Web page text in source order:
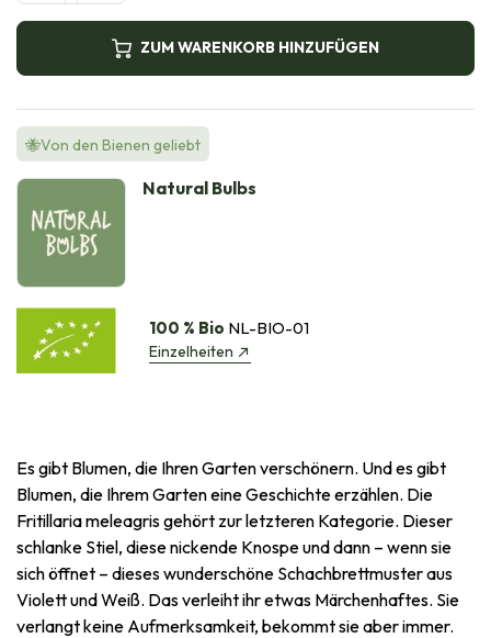
ZUM WARENKORB HINZUFÜGEN
🐝Von den Bienen geliebt
Natural Bulbs
100 % Bio NL-BIO-01
Einzelheiten
Es gibt Blumen, die Ihren Garten verschönern. Und es gibt
Blumen, die Ihrem Garten eine Geschichte erzählen. Die
Fritillaria meleagris gehört zur letzteren Kategorie. Dieser
schlanke Stiel, diese nickende Knospe und dann – wenn sie
sich öffnet – dieses wunderschöne Schachbrettmuster aus
Violett und Weiß. Das verleiht ihr etwas Märchenhaftes. Sie
verlangt keine Aufmerksamkeit, bekommt sie aber immer.